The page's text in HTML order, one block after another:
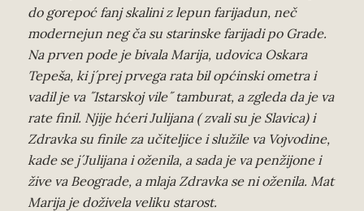
do gorepoć fanj skalini z lepun farijadun, neč
modernejun neg ča su starinske farijadi po Grade.
Na prven pode je bivala Marija, udovica Oskara
Tepeša, ki j´prej prvega rata bil općinski ometra i
vadil je va ˝Istarskoj vile˝ tamburat, a zgleda da je va
rate finil. Njije hćeri Julijana ( zvali su je Slavica) i
Zdravka su finile za učiteljice i služile va Vojvodine,
kade se j´Julijana i oženila, a sada je va penžijone i
žive va Beograde, a mlaja Zdravka se ni oženila. Mat
Marija je doživela veliku starost.